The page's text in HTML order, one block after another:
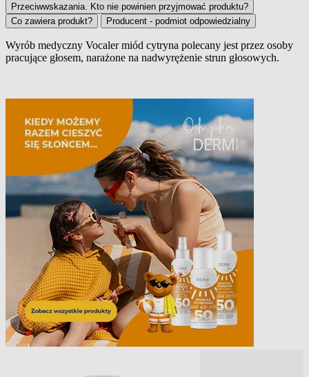
Przeciwwskazania. Kto nie powinien przyjmować produktu?
Co zawiera produkt?
Producent - podmiot odpowiedzialny
Opis produktu
Wyrób medyczny Vocaler miód cytryna polecany jest przez osoby
pracujące głosem, narażone na nadwyrężenie strun głosowych.